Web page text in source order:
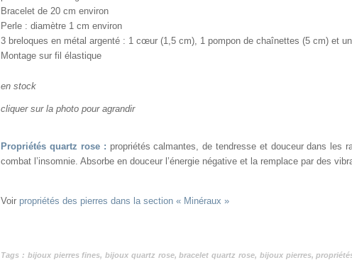
Bracelet de 20 cm environ
Perle : diamètre 1 cm environ
3 breloques en métal argenté : 1 cœur (1,5 cm), 1 pompon de chaînettes (5 cm) et
Montage sur fil élastique
en stock
cliquer sur la photo pour agrandir
Propriétés quartz rose : propriétés calmantes, de tendresse et douceur dans les
combat l’insomnie. Absorbe en douceur l’énergie négative et la remplace par des
Voir propriétés des pierres dans la section « Minéraux »
Tags : bijoux pierres fines, bijoux quartz rose, bracelet quartz rose, bijoux pierres,